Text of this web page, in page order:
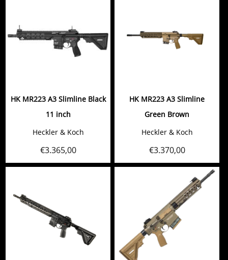
HK MR223 A3 Slimline Black
11 inch
Heckler & Koch
€3.365,00
HK MR223 A3 Slimline
Green Brown
Heckler & Koch
€3.370,00